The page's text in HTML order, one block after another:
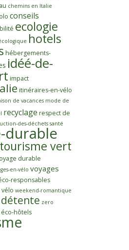
chemins en Italie
conseils
ecologie
hotels
hébergements-
idéé-de-
impact
itinéraires-en-vélo
de vacances mode de
recyclage respect de
des-déchets santé
durable
tourisme vert
durable
en-vélo voyages
responsables
vélo weekend-romantique
zero
éco-hôtels